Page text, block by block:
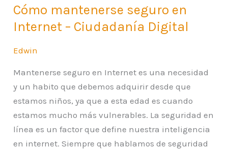
Cómo mantenerse seguro en
Internet – Ciudadanía Digital
Edwin
Mantenerse seguro en Internet es una necesidad
y un habito que debemos adquirir desde que
estamos niños, ya que a esta edad es cuando
estamos mucho más vulnerables. La seguridad en
línea es un factor que define nuestra inteligencia
en internet. Siempre que hablamos de seguridad